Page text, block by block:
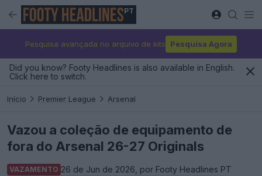
PT
Pesquisa avançada no arquivo de kits Pesquisa Agora
Did you know? Footy Headlines is also available in English.
Click here to switch.
Início Premier League Arsenal
Vazou a coleção de equipamento de
fora do Arsenal 26-27 Originals
VAZAMENTO 26 de Jun de 2026, por Footy Headlines PT